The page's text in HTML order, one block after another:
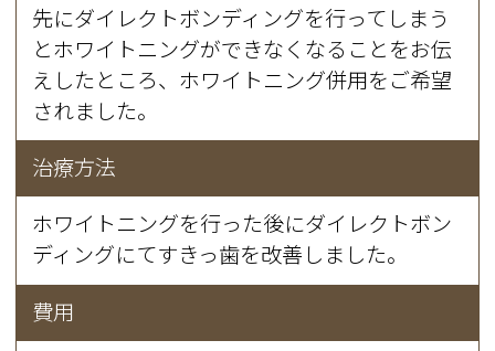
先にダイレクトボンディングを行ってしまう
とホワイトニングができなくなることをお伝
えしたところ、ホワイトニング併用をご希望
されました。
治療方法
ホワイトニングを行った後にダイレクトボン
ディングにてすきっ歯を改善しました。
費用